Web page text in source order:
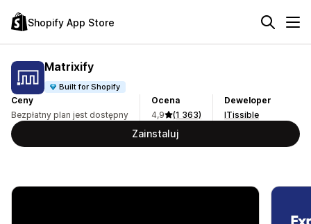
Shopify App Store
Matrixify
Built for Shopify
Ceny
Bezpłatny plan jest dostępny
Ocena
4,9
(1 363)
Deweloper
ITissible
Zainstaluj